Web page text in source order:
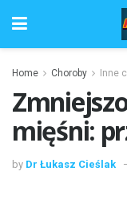
Home Choroby Inne
mięśni:
by Dr Łukasz Cieślak